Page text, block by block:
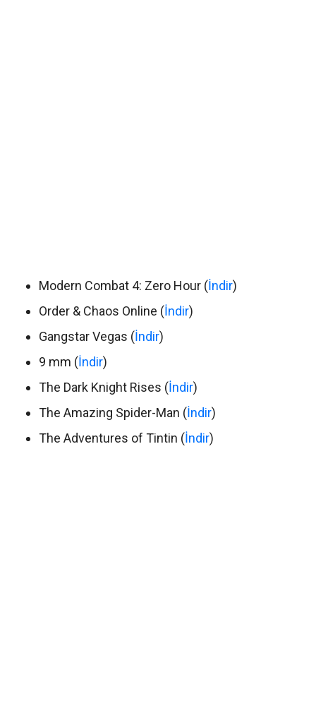
Modern Combat 4: Zero Hour (İndir)
Order & Chaos Online (İndir)
Gangstar Vegas (İndir)
9 mm (İndir)
The Dark Knight Rises (İndir)
The Amazing Spider-Man (İndir)
The Adventures of Tintin (İndir)